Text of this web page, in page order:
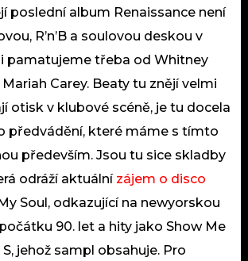
poslední album Renaissance není
R’n’B a soulovou deskou v
pamatujeme třeba od Whitney
Carey. Beaty tu znějí velmi
otisk v klubové scéně, je tu docela
předvádění, které máme s tímto
především. Jsou tu sice skladby
odráží aktuální zájem o disco
Soul, odkazující na newyorskou
90. let a hity jako Show Me
jehož sampl obsahuje. Pro